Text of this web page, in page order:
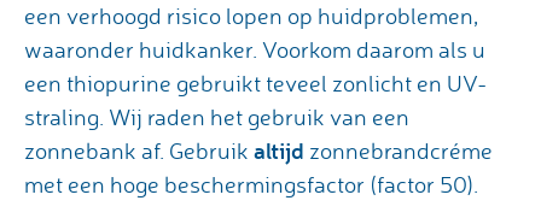
een verhoogd risico lopen op huidproblemen,
waaronder huidkanker. Voorkom daarom als u
een thiopurine gebruikt teveel zonlicht en UV-
straling. Wij raden het gebruik van een
zonnebank af. Gebruik altijd zonnebrandcréme
met een hoge beschermingsfactor (factor 50).